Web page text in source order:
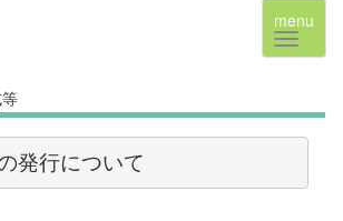
menu
発行について